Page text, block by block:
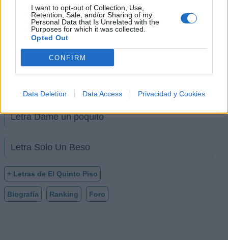
I want to opt-out of Collection, Use,
Retention, Sale, and/or Sharing of my
Personal Data that Is Unrelated with the
Purposes for which it was collected.
Opted Out
CONFIRM
Data Deletion Data Access Privacidad y Cookies
Letra Darte amor
Letra Linda princesa
Letra Dame un poquito
Letra Solo Un Beso
+ Letras de El Quinto Piso
Biografía Ranking Foro